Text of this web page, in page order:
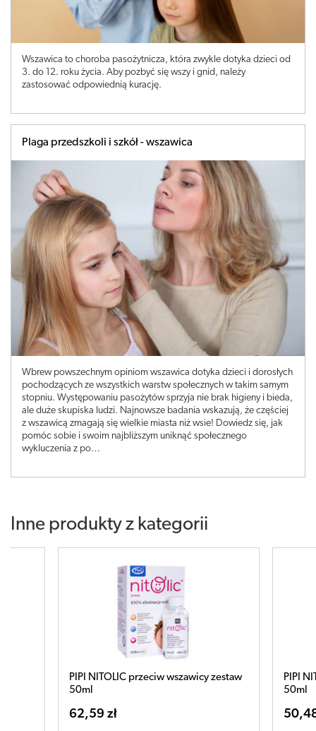
Wszawica to choroba pasożytnicza, która zwykle dotyka dzieci od
3. do 12. roku życia. Aby pozbyć się wszy i gnid, należy
zastosować odpowiednią kurację.
Plaga przedszkoli i szkół - wszawica
Wbrew powszechnym opiniom wszawica dotyka dzieci i dorosłych
pochodzących ze wszystkich warstw społecznych w takim samym
stopniu. Występowaniu pasożytów sprzyja nie brak higieny i bieda,
ale duże skupiska ludzi. Najnowsze badania wskazują, że częściej
z wszawicą zmagają się wielkie miasta niż wsie! Dowiedz się, jak
pomóc sobie i swoim najbliższym uniknąć społecznego
wykluczenia z po…
Inne produkty z kategorii
PIPI NITOLIC przeciw wszawicy zestaw
50ml
50,48 zł
Pipi